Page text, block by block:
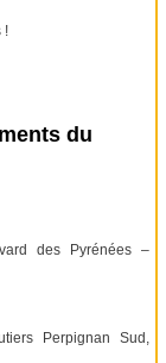
!
du
des Pyrénées –
Perpignan Sud,